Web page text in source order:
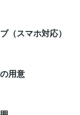
（スマホ対応）
用意